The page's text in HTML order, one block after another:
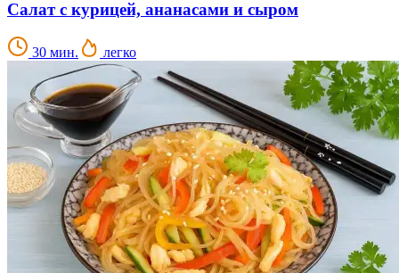
Салат с курицей, ананасами и сыром
30 мин. легко